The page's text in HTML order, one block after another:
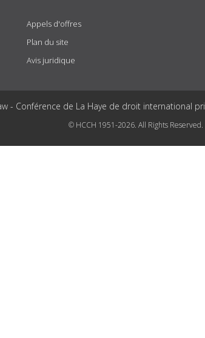
Appels d'offres
Plan du site
Avis juridique
- Conférence de La Haye de droit international
© HCCH 1951-2026. All Rights Reserved.